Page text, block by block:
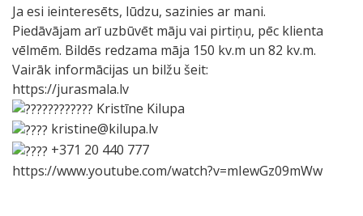
Ja esi ieinteresēts, lūdzu, sazinies ar mani.
Piedāvājam arī uzbūvēt māju vai pirtiņu, pēc klienta
vēlmēm. Bildēs redzama māja 150 kv.m un 82 kv.m.
Vairāk informācijas un bilžu šeit:
https://jurasmala.lv
Kristīne Kilupa
kristine@kilupa.lv
+371 20 440 777
https://www.youtube.com/watch?v=mIewGz09mWw